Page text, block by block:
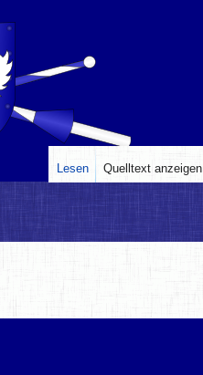
Lesen Quelltext anzeigen